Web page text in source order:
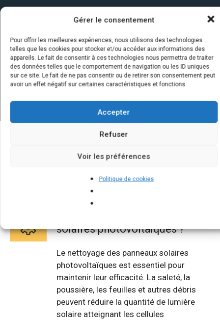
Gérer le consentement
Pour offrir les meilleures expériences, nous utilisons des technologies
telles que les cookies pour stocker et/ou accéder aux informations des
appareils. Le fait de consentir à ces technologies nous permettra de traiter
des données telles que le comportement de navigation ou les ID uniques
sur ce site. Le fait de ne pas consentir ou de retirer son consentement peut
avoir un effet négatif sur certaines caractéristiques et fonctions.
Accepter
Refuser
Voir les préférences
Politique de cookies
Quelques infos sur nos centrales
solaires : questions et réponses
solaires photovoltaïques ?
Le nettoyage des panneaux solaires
photovoltaïques est essentiel pour
maintenir leur efficacité. La saleté, la
poussière, les feuilles et autres débris
peuvent réduire la quantité de lumière
solaire atteignant les cellules